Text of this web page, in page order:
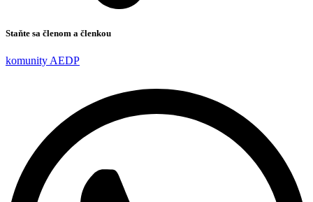
Staňte sa členom a členkou
komunity AEDP